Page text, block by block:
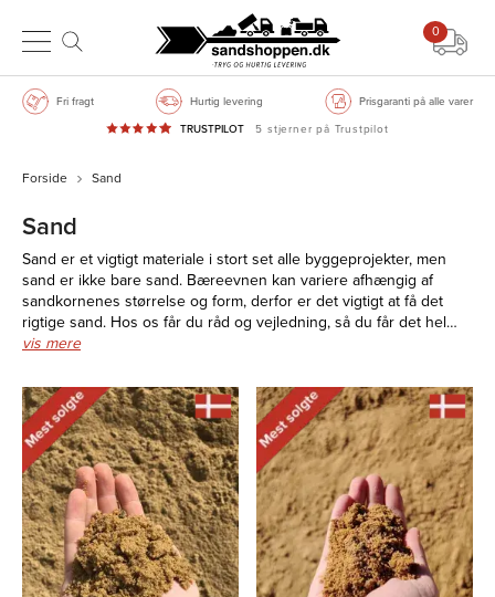
0
Fri fragt Hurtig levering Prisgaranti på alle varer
TRUSTPILOT 5 stjerner på Trustpilot
Forside Sand
Sand
Sand er et vigtigt materiale i stort set alle byggeprojekter, men
sand er ikke bare sand. Bæreevnen kan variere afhængig af
sandkornenes størrelse og form, derfor er det vigtigt at få det
rigtige sand. Hos os får du råd og vejledning, så du får det hel…
vis mere